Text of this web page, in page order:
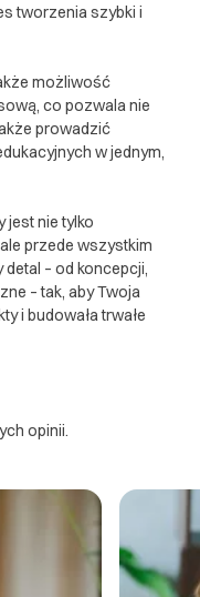
tworzenia szybki i
możliwość
co pozwala nie
prowadzić
w jednym,
jest nie tylko
przede wszystkim
– od koncepcji,
– tak, aby Twoja
i budowała trwałe
opinii.